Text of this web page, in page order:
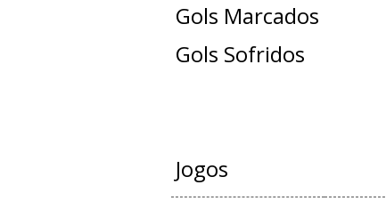
Gols Marcados
Gols Sofridos
Jogos